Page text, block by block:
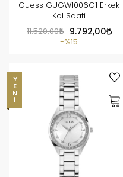
Guess GUGW1006G1 Erkek
Kol Saati
11.520,00
9.792,00
%15
YENI